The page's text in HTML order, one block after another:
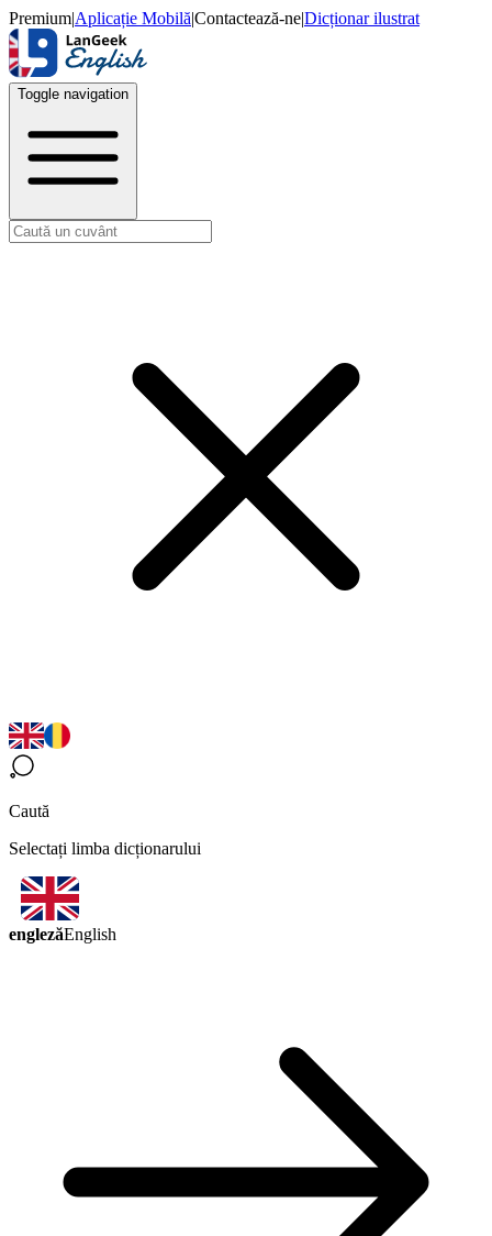
Premium|Aplicație Mobilă|Contactează-ne|Dicționar ilustrat
Toggle navigation
Caută
Selectați limba dicționarului
englezăEnglish